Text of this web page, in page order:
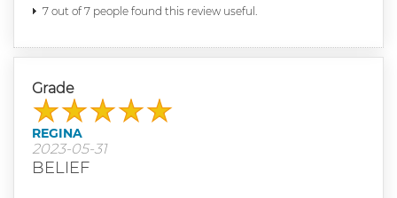
7 out of 7 people found this review useful.
Grade
REGINA
2023-05-31
BELIEF